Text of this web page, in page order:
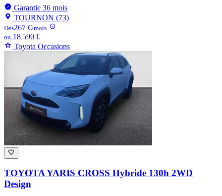
Garantie 36 mois
TOURNON (73)
Dès267 €/mois
ou 18 590 €
Toyota Occasions
TOYOTA YARIS CROSS Hybride 130h 2WD
Design